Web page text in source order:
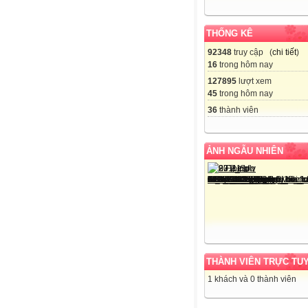
THỐNG KÊ
92348 truy cập (chi tiết)
16 trong hôm nay
127895 lượt xem
45 trong hôm nay
36 thành viên
ẢNH NGẪU NHIÊN
THÀNH VIÊN TRỰC
1 khách và 0 thành viên